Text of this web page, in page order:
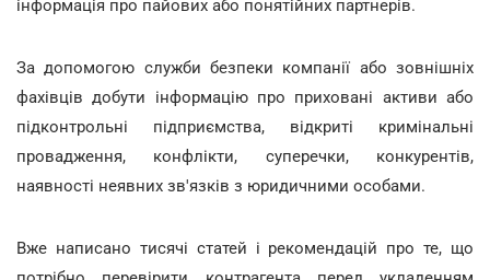
інформація про пайових або понятійних партнерів.
За допомогою служби безпеки компанії або зовнішніх
фахівців добути інформацію про приховані активи або
підконтрольні підприємства, відкриті кримінальні
провадження, конфлікти, суперечки, конкурентів,
наявності неявних зв'язків з юридичними особами.
Вже написано тисячі статей і рекомендацій про те, що